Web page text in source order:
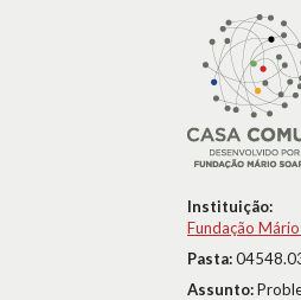
Instituição:
Fundação
Pasta:
Assunto: